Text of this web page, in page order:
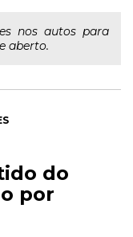
nos autos para
aberto.
do
por